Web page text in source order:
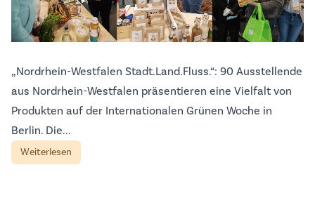
„Nordrhein-Westfalen Stadt.Land.Fluss.“: 90 Ausstellende
aus Nordrhein-Westfalen präsentieren eine Vielfalt von
Produkten auf der Internationalen Grünen Woche in
Berlin. Die...
Weiterlesen